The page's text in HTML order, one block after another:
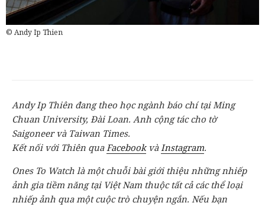
© Andy Ip Thien
Andy Ip Thiên đang theo học ngành báo chí tại Ming
Chuan University, Đài Loan. Anh cộng tác cho tờ
Saigoneer và Taiwan Times.
Kết nối với Thiên qua Facebookvà Instagram.
Ones To Watch là một chuỗi bài giới thiệu những nhiếp
ảnh gia tiềm năng tại Việt Nam thuộc tất cả các thể loại
nhiếp ảnh qua một cuộc trò chuyện ngắn. Nếu bạn